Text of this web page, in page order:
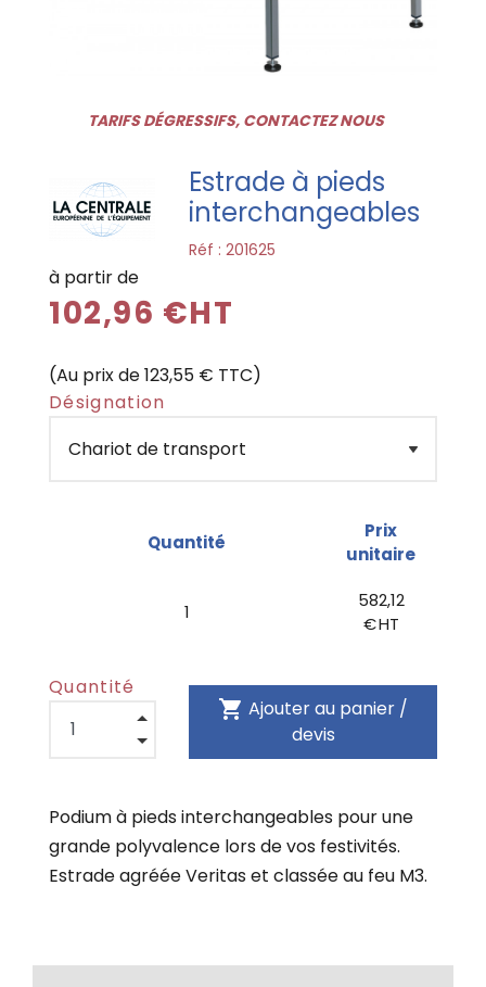
TARIFS DÉGRESSIFS, CONTACTEZ NOUS
Estrade à pieds
interchangeables
Réf :201625
à partir de
102,96 €HT
(Au prix de 123,55 € TTC)
Désignation
Quantité
Prix
unitaire
1
582,12
€ HT
Quantité
shopping_cart Ajouter au panier /
devis
Podium à pieds interchangeables pour une
grande polyvalence lors de vos festivités.
Estrade agréée Veritas et classée au feu M3.